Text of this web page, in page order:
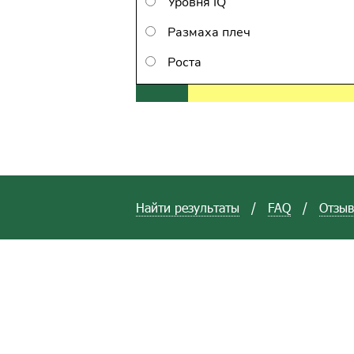
Размаха плеч
Роста
Найти результаты / FAQ /